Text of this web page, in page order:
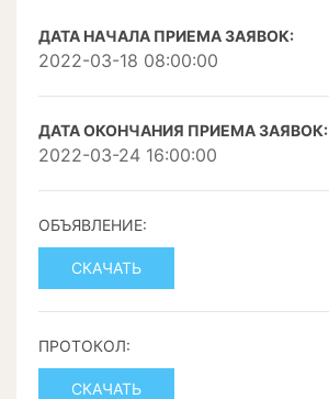
ДАТА НАЧАЛА ПРИЕМА ЗАЯВОК:
2022-03-18 08:00:00
ДАТА ОКОНЧАНИЯ ПРИЕМА ЗАЯВОК:
2022-03-24 16:00:00
ОБЪЯВЛЕНИЕ:
СКАЧАТЬ
ПРОТОКОЛ:
СКАЧАТЬ